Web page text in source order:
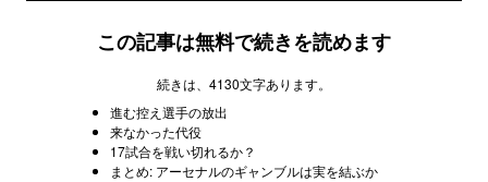
この記事は無料で続きを読めます
続きは、4130文字あります。
進む控え選手の放出
来なかった代役
17試合を戦い切れるか？
まとめ: アーセナルのギャンブルは実を結ぶか